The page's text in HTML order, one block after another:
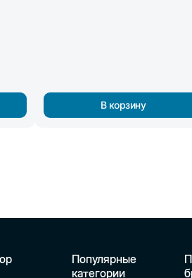
В корзину
Популярные
категории